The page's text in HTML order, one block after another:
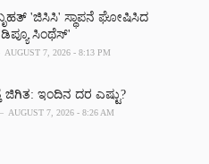
'ಜಿಸಿಸಿ' ಸ್ಥಾಪನೆ ಘೋಷಿಸಿದ
ಸಿಂಥೆಸ್'
AUGUST 7, 2026 - 8:13 PM
ಜಿಗಿತ: ಇಂದಿನ ದರ ಎಷ್ಟು?
AUGUST 7, 2026 - 8:26 AM